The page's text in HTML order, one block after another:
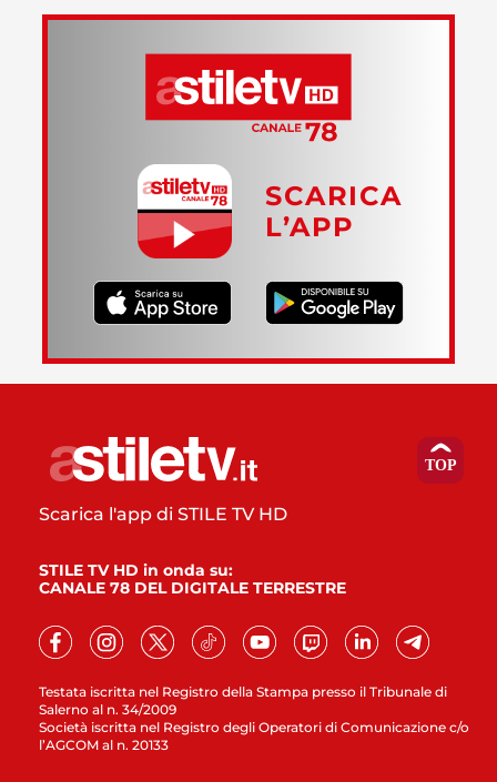
SCARICA
L’APP
Testata iscritta nel Registro della Stampa presso il Tribunale di
Salerno al n. 34/2009
Società iscritta nel Registro degli Operatori di Comunicazione c/o
l’AGCOM al n. 20133
Scarica l'app di STILE TV HD
STILE TV HD in onda su:
CANALE 78 DEL DIGITALE TERRESTRE